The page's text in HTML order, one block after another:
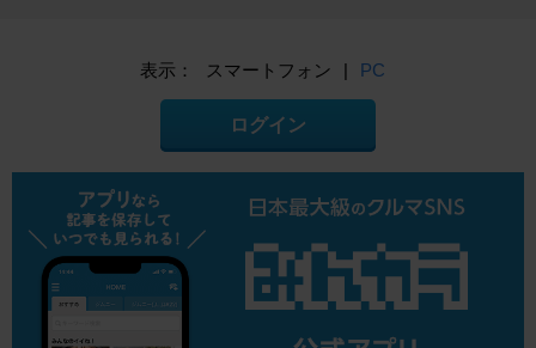
表示： スマートフォン | PC
ログイン